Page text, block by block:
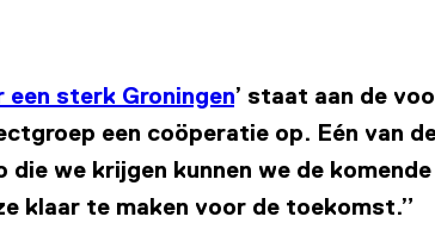
sterk Groningen’ staat aan de
een coöperatie op. Eén van
die we krijgen kunnen we de
klaar te maken voor de toekomst.”